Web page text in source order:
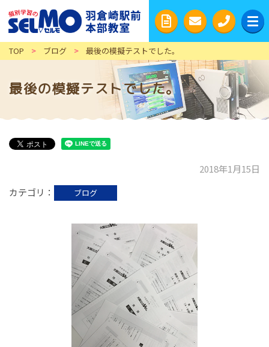
TOP > ブログ > 最後の模擬テストでした。
最後の模擬テストでした。
2018年1月15日
カテゴリ
ブログ